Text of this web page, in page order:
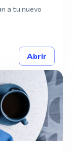
a tu nuevo
Abrir